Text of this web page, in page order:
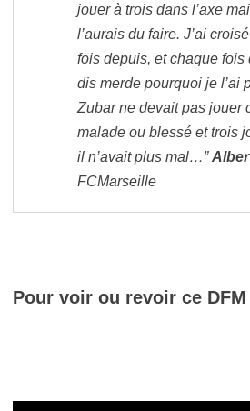
jouer à trois dans l’axe
l’aurais du faire. J’ai
fois depuis, et chaque
dis merde pourquoi je l’ai
Zubar ne devait pas jouer
malade ou blessé et trois
il n’avait plus mal…”
FCMarseille
Pour voir ou revoir ce